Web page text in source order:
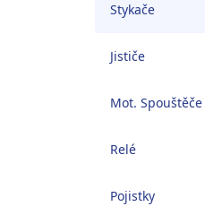
Stykače
Jističe
Mot. Spouštěče
Relé
Pojistky